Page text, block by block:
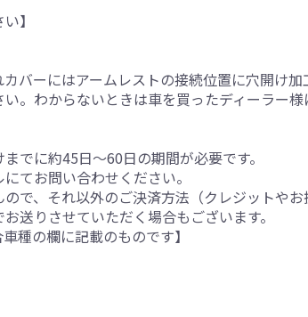
】
バーにはアームレストの接続位置に穴開け加
。わからないときは車を買ったディーラー様
でに約45日～60日の期間が必要です。
てお問い合わせください。
で、それ以外のご決済方法（クレジットやお
送りさせていただく場合もございます。
種の欄に記載のものです】